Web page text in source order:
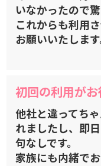
いなかったので驚
これからも利用
お願いいたします
初回の利用がお
他社と違ってち
れましたし、即
句なしです。
家族にも内緒で